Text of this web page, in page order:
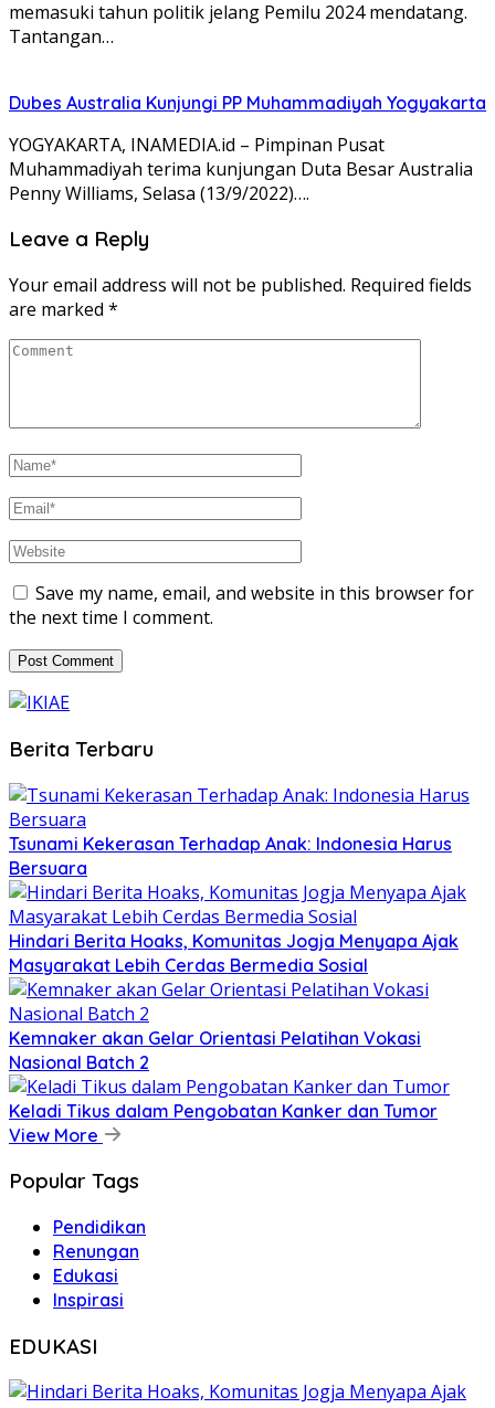
memasuki tahun politik jelang Pemilu 2024 mendatang.
Tantangan…
Dubes Australia Kunjungi PP Muhammadiyah Yogyakarta
YOGYAKARTA, INAMEDIA.id – Pimpinan Pusat
Muhammadiyah terima kunjungan Duta Besar Australia
Penny Williams, Selasa (13/9/2022)….
Leave a Reply
Your email address will not be published. Required fields
are marked *
Save my name, email, and website in this browser for
the next time I comment.
Berita Terbaru
Tsunami Kekerasan Terhadap Anak: Indonesia Harus
Bersuara
Hindari Berita Hoaks, Komunitas Jogja Menyapa Ajak
Masyarakat Lebih Cerdas Bermedia Sosial
Kemnaker akan Gelar Orientasi Pelatihan Vokasi
Nasional Batch 2
Keladi Tikus dalam Pengobatan Kanker dan Tumor
View More
Popular Tags
Pendidikan
Renungan
Edukasi
Inspirasi
EDUKASI